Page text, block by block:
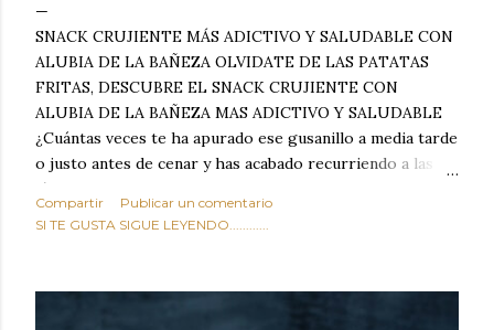
SNACK CRUJIENTE MÁS ADICTIVO Y SALUDABLE CON
ALUBIA DE LA BAÑEZA OLVIDATE DE LAS PATATAS
FRITAS, DESCUBRE EL SNACK CRUJIENTE CON
ALUBIA DE LA BAÑEZA MAS ADICTIVO Y SALUDABLE
¿Cuántas veces te ha apurado ese gusanillo a media tarde
o justo antes de cenar y has acabado recurriendo a las
típicas patatas de bolsa, frutos secos fritos o snacks
ultraprocesados llenos de grasas saturadas y sodio?
sabroso, con ese toque tostado y crujiente que tanto nos
Compartir
Publicar un comentario
SI TE GUSTA SIGUE LEYENDO............